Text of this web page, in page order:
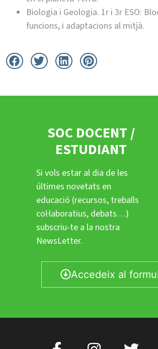
Biologia i Geologia. 1r i 3r ESO:
funcions, i adaptacions al mitjà.
SOC DOCENT /
ESTUDIANT
Si vols estar al dia de les
últimes novetats en
educació (recursos, treballs
col·laboratius, debats…)
subscriu-te a la nostra
NewsLetter.
Accedeix al